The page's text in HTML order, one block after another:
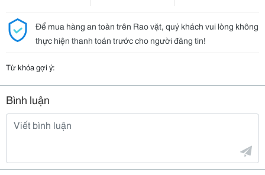
Để mua hàng an toàn trên Rao vặt, quý khách vui lòng không
thực hiện thanh toán trước cho người đăng tin!
Từ khóa gợi ý:
Bình luận